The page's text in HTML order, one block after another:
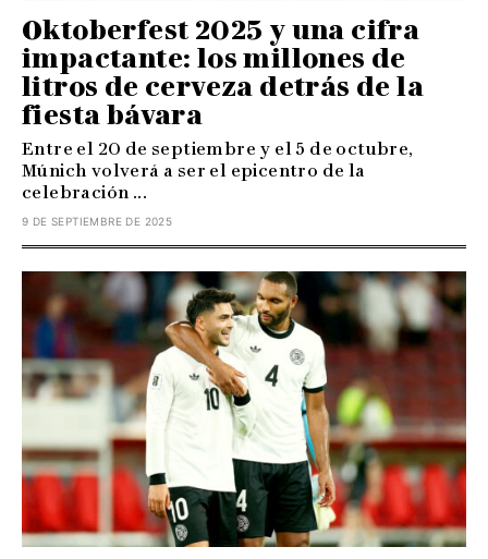
Oktoberfest 2025 y una cifra
impactante: los millones de
litros de cerveza detrás de la
fiesta bávara
Entre el 20 de septiembre y el 5 de octubre,
Múnich volverá a ser el epicentro de la
celebración ...
9 DE SEPTIEMBRE DE 2025